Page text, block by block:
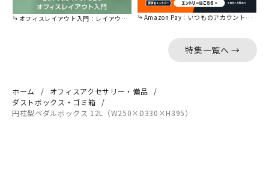
オフィスレイアウト入門：レイアウトの基本をご紹介。 Amazon Pay：いつものアカウントで簡単に決済可能。
特集一覧へ →
ホーム
オフィスアクセサリー・備品
ダストボックス・ゴミ箱
円柱型ペダルボックス 12L（W250×D330×H395）